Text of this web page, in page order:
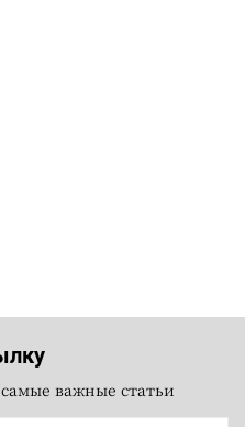
важные статьи